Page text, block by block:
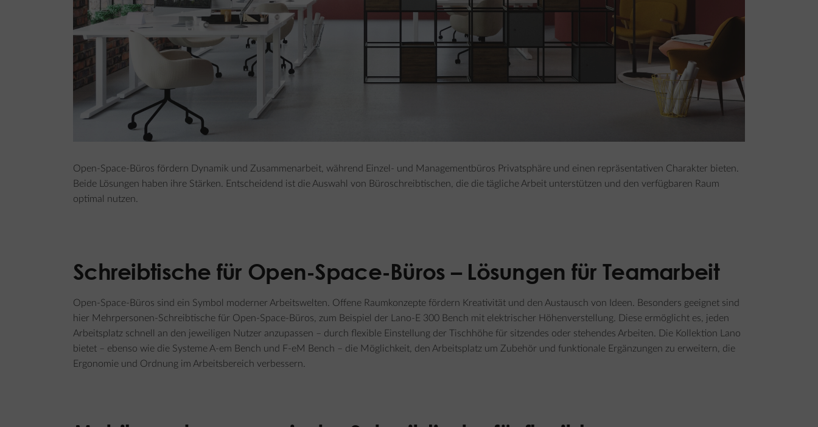
Open-Space-Büros fördern Dynamik und Zusammenarbeit, während Einzel- und Managementbüros Privatsphäre und einen repräsentativen Charakter bieten.
Beide Lösungen haben ihre Stärken. Entscheidend ist die Auswahl von Büroschreibtischen, die die tägliche Arbeit unterstützen und den verfügbaren Raum
optimal nutzen.
Schreibtische für Open-Space-Büros – Lösungen für Teamarbeit
Open-Space-Büros sind ein Symbol moderner Arbeitswelten. Offene Raumkonzepte fördern Kreativität und den Austausch von Ideen. Besonders geeignet sind
hier Mehrpersonen-Schreibtische für Open-Space-Büros , zum Beispiel der Lano-E 300 Bench mit elektrischer Höhenverstellung. Diese ermöglicht es, jeden
Arbeitsplatz schnell an den jeweiligen Nutzer anzupassen – durch flexible Einstellung der Tischhöhe für sitzendes oder stehendes Arbeiten. Die Kollektion Lano
bietet – ebenso wie die Systeme A-em Bench und F-eM Bench – die Möglichkeit, den Arbeitsplatz um Zubehör und funktionale Ergänzungen zu erweitern, die
Ergonomie und Ordnung im Arbeitsbereich verbessern.